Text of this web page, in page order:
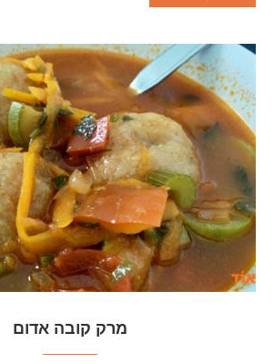
מרק קובה אדום